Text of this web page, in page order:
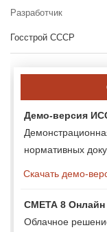
Разработчик
Госстрой СССР
Демо-версия
нормативных
Скачать демо-
СМЕТА 8 Онлайн
Облачное